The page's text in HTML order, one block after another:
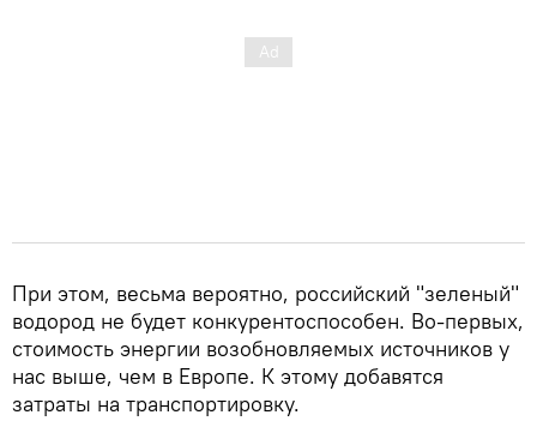
При этом, весьма вероятно, российский "зеленый"
водород не будет конкурентоспособен. Во-первых,
стоимость энергии возобновляемых источников у
нас выше, чем в Европе. К этому добавятся
затраты на транспортировку.